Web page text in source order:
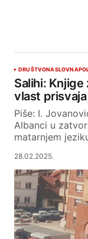
DRUŠTVONASLOVNA
Salihi:
vlast
Piše: I.
Albanci u
matarnjem
28.02.2025.